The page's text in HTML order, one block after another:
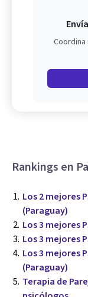
Rankings en
Los 2 mejores
(Paraguay)
Los 3 mejores
Los 3 mejores
Los 3 mejores
(Paraguay)
Terapia de